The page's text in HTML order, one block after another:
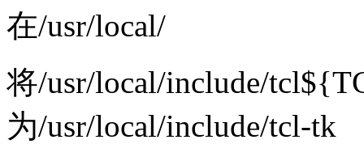
在/usr/local/
将/usr/local/include/
为/usr/local/include/tcl-tk